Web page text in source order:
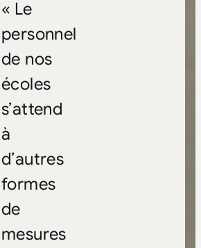
« Le
personnel
de nos
écoles
s’attend
à
d’autres
formes
de
mesures